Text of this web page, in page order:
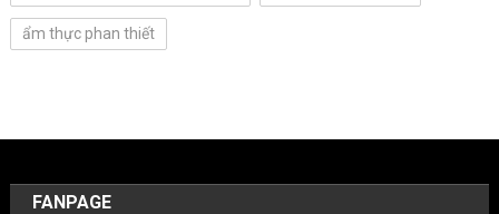
ẩm thực phan thiết
FANPAGE